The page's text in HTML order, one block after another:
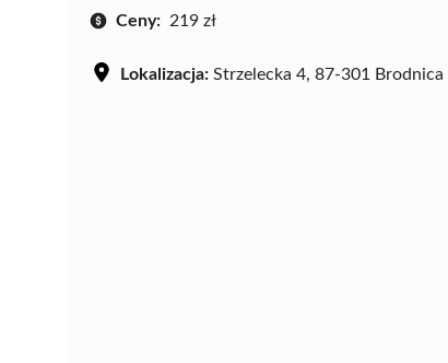
Ceny: 219 zł
Lokalizacja: Strzelecka 4, 87-301 Brodnica